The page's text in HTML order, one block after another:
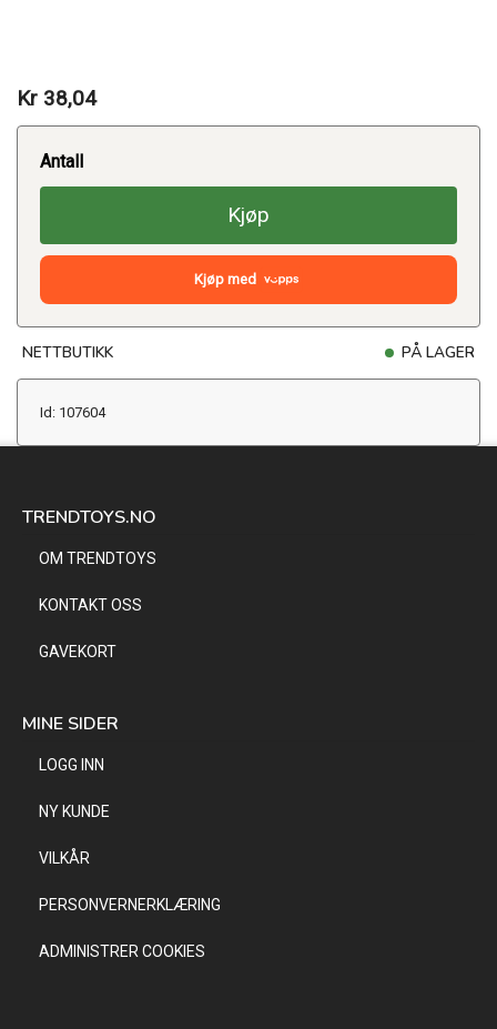
Kr 38,04
Antall
Kjøp
Kjøp med
NETTBUTIKK PÅ LAGER
Id: 107604
TRENDTOYS.NO
OM TRENDTOYS
KONTAKT OSS
GAVEKORT
MINE SIDER
LOGG INN
NY KUNDE
VILKÅR
PERSONVERNERKLÆRING
ADMINISTRER COOKIES